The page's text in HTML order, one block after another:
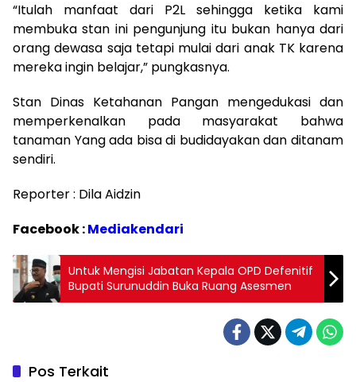
“Itulah manfaat dari P2L sehingga ketika kami
membuka stan ini pengunjung itu bukan hanya dari
orang dewasa saja tetapi mulai dari anak TK karena
mereka ingin belajar,” pungkasnya.
Stan Dinas Ketahanan Pangan mengedukasi dan
memperkenalkan pada masyarakat bahwa
tanaman Yang ada bisa di budidayakan dan ditanam
sendiri.
Reporter : Dila Aidzin
Facebook :Mediakendari
Untuk Mengisi Jabatan Kepala OPD Defenitif
Bupati Surunuddin Buka Ruang Asesmen
Pos Terkait